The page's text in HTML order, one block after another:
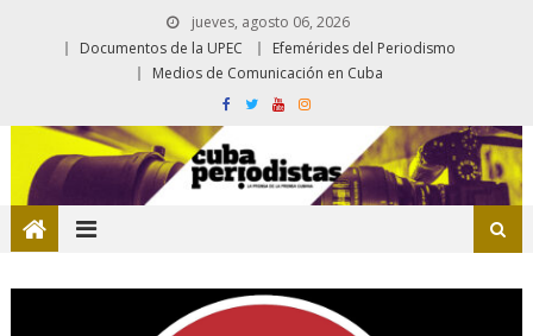
jueves, agosto 06, 2026
Documentos de la UPEC
Efemérides del Periodismo
Medios de Comunicación en Cuba